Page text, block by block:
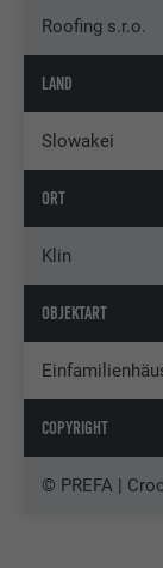
Roofing s.r.o.
LAND
Slowakei
ORT
Klin
OBJEKTART
COPYRIGHT
© PREFA |